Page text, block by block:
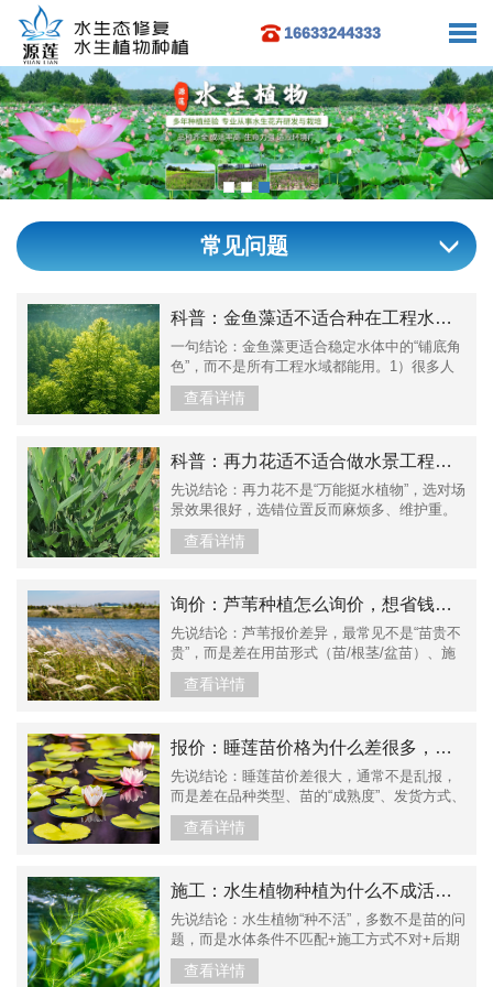
16633244333
常见问题
科普：金鱼藻适不适合种在工程水体？它并不只是“养鱼水草”
一句结论：金鱼藻更适合稳定水体中的“铺底角
色”，而不是所有工程水域都能用。1）很多人
误解了金鱼藻的“工程价值”金鱼藻常被当成观赏
或养鱼水草，但在条件合适的水体里，它是非
下，金鱼藻表现最好水体相对稳定、透明度能
维持、水流不急、风浪不大的湖...
查看详情
科普：再力花适不适合做水景工程，哪些情况选它，哪些情况千万别用
先说结论：再力花不是“万能挺水植物”，选对场
景效果很好，选错位置反而麻烦多、维护重。
1）什么场景下，再力花是加分项在水面较宽、
观赏距离中远、需要竖向层次感的水景里，再
腻，但整体效果很稳。2）哪些地方不建议用再
力花如果是贴近人行道、近岸小水面、...
查看详情
询价：芦苇种植怎么询价，想省钱又稳住效果，关键看这几点
先说结论：芦苇报价差异，最常见不是“苗贵不
贵”，而是差在用苗形式（苗/根茎/盆苗）、施
工难度（水深/泥底/可否上机械）、以及是否包
含养护补种。1）用苗形式不同：根茎段、苗
坑，但对应的成活与施工方式也不同，必须先
统一口径。2）现场条件不同：浅滩...
查看详情
报价：睡莲苗价格为什么差很多，同样叫睡莲，报价能差一倍的原因
先说结论：睡莲苗价差很大，通常不是乱报，
而是差在品种类型、苗的“成熟度”、发货方式、
以及是否包含到场保障。1）品种不一样：普通
睡莲 vs 热带睡莲 vs 名品系很多人说“睡莲”，
对不上很正常。2）苗的状态不一样：小苗、分
株苗、带芽壮苗、带花...
查看详情
施工：水生植物种植为什么不成活？常见原因与解决思路。
先说结论：水生植物“种不活”，多数不是苗的问
题，而是水体条件不匹配+施工方式不对+后期
没人管叠加导致的。1）水太浑（透明度不够）
——种下去也长不起来水下看不清、长期发
查看详情